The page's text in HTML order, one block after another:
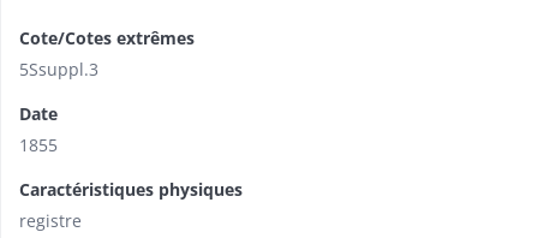
Cote/Cotes extrêmes
5Ssuppl.3
Date
1855
Caractéristiques physiques
registre